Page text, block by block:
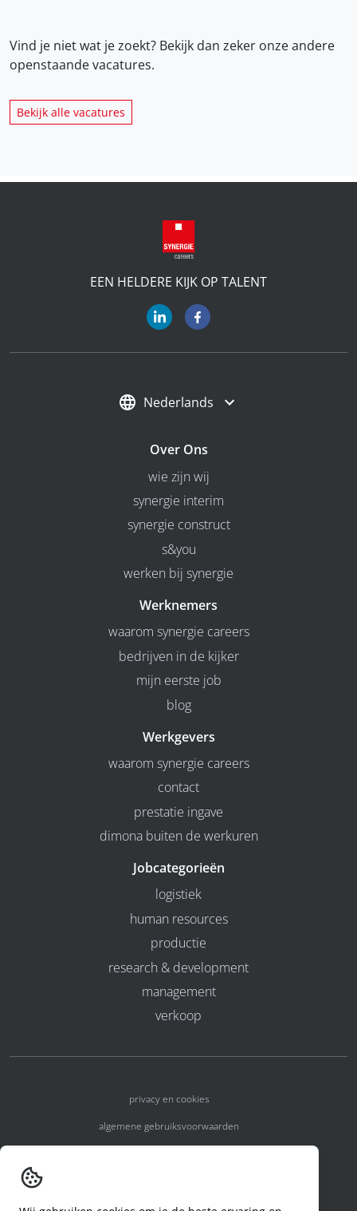
Vind je niet wat je zoekt? Bekijk dan zeker onzeandere
openstaande vacatures.
Bekijk alle vacatures
EEN HELDERE KIJK OP TALENT
Nederlands
Over Ons
wie zijn wij
synergie interim
synergie construct
s&you
werken bij synergie
Werknemers
waarom synergie careers
bedrijven in de kijker
mijn eerste job
blog
Werkgevers
waarom synergie careers
contact
prestatie ingave
dimona buiten de werkuren
Jobcategorieën
logistiek
human resources
productie
research & development
management
verkoop
privacy en cookies
algemene gebruiksvoorwaarden
melden van een incident